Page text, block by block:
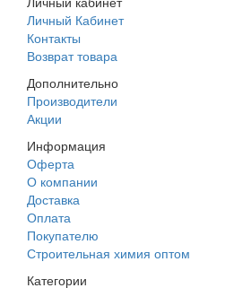
Личный Кабинет
Контакты
Возврат товара
Дополнительно
Производители
Акции
Информация
Оферта
О компании
Доставка
Оплата
Покупателю
Строительная химия оптом
Категории